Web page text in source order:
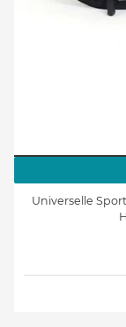
Universelle